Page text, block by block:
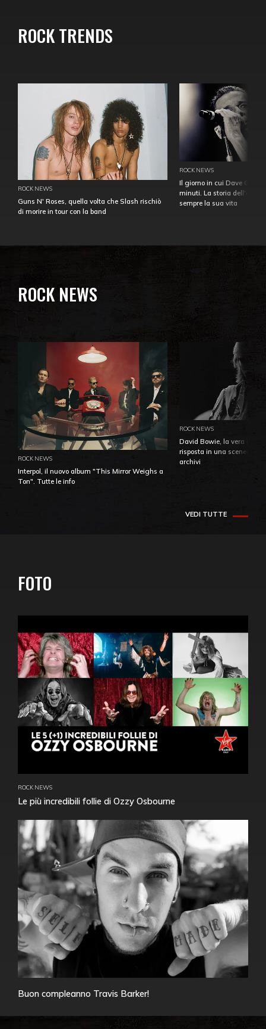
ROCK TRENDS
ROCK NEWS
Guns N' Roses, quella volta che Slash rischiò
di morire in tour con la band
ROCK NEWS
Il giorno in cui Dave
minuti. La storia
sempre la sua vita
ROCK NEWS
ROCK NEWS
Interpol, il nuovo album "This Mirror Weighs a
Ton". Tutte le info
ROCK NEWS
David Bowie, la vera
risposta in una
archivi
VEDI TUTTE
FOTO
ROCK NEWS
Le più incredibili follie di Ozzy Osbourne
Buon compleanno Travis Barker!